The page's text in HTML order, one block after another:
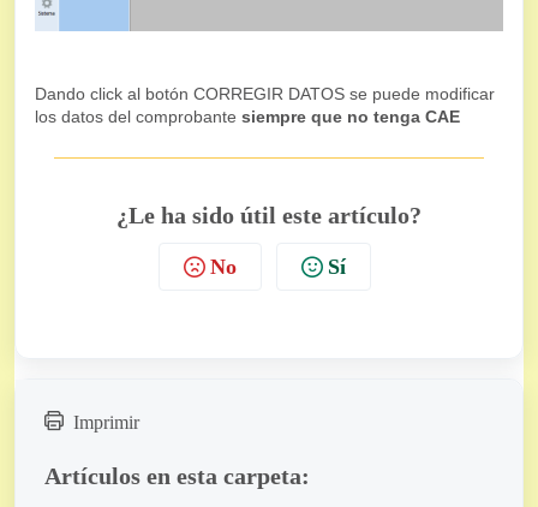
Dando click al botón CORREGIR DATOS se puede modificar
los datos del comprobante siempre que no tenga CAE
¿Le ha sido útil este artículo?
No Sí
Imprimir
Artículos en esta carpeta: